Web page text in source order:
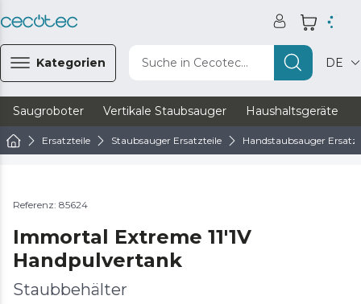
Kategorien Suche in Cecotec... DE
Saugroboter Vertikale Staubsauger Haushaltsgeräte
Ersatzteile Staubsauger Ersatzteile Handstaubsauger
Referenz: 85624
Immortal Extreme 11'1V
Handpulvertank
Staubbehälter